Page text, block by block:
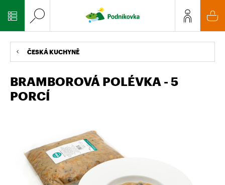
ČESKÁ KUCHYNĚ
BRAMBOROVÁ POLÉVKA - 5
PORCÍ